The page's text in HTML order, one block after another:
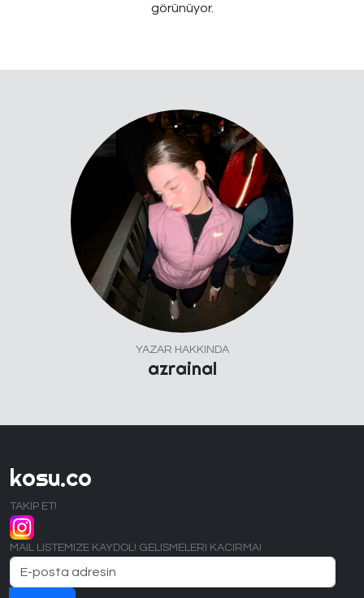
görünüyor.
YAZAR HAKKINDA
azrainal
kosu.co
TAKIP ET!
MAIL LISTEMIZE KAYDOL! GELISMELERI KACIRMA!